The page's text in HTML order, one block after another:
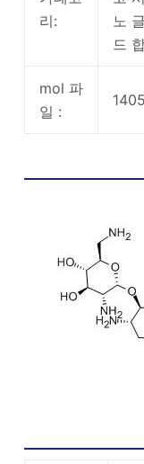
리:
노
드
mol 파
일 :